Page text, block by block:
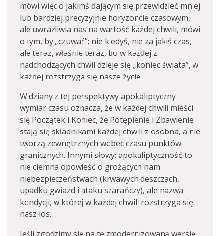
mówi więc o jakimś dającym się przewidzieć mniej
lub bardziej precyzyjnie horyzoncie czasowym,
ale uwrażliwia nas na wartość każdej chwili, mówi
o tym, by „czuwać”; nie kiedyś, nie za jakiś czas,
ale teraz, właśnie teraz, bo w każdej z
nadchodzących chwil dzieje się „koniec świata”, w
każdej rozstrzyga się nasze życie.
Widziany z tej perspektywy apokaliptyczny
wymiar czasu oznacza, że w każdej chwili mieści
się Początek i Koniec, że Potępienie i Zbawienie
stają się składnikami każdej chwili z osobna, a nie
tworzą zewnętrznych wobec czasu punktów
granicznych. Innymi słowy: apokaliptyczność to
nie ciemna opowieść o grożących nam
niebezpieczeństwach (krwawych deszczach,
upadku gwiazd i ataku szarańczy), ale nazwa
kondycji, w której w każdej chwili rozstrzyga się
nasz los.
Jeśli zgodzimy się na tę zmodernizowaną wersję